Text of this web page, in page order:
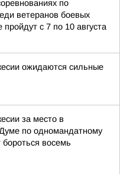
по
ветеранов боевых
пройдут с 7 по 10 августа
ожидаются сильные
за место в
по одномандатному
восемь